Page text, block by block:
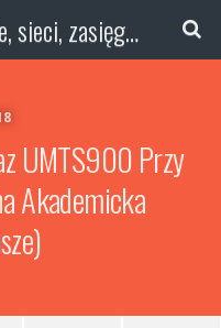
gsm.biz.pl - informacje, sieci, zasięg technologie
UMTS900 Przy
Akademicka